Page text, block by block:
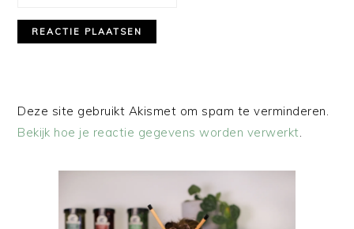
Deze site gebruikt Akismet om spam te verminderen.
Bekijk hoe je reactie gegevens worden verwerkt.